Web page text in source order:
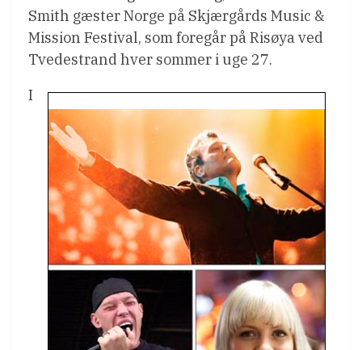
Smith gæster Norge på Skjærgårds Music &
Mission Festival, som foregår på Risøya ved
Tvedestrand hver sommer i uge 27.
I